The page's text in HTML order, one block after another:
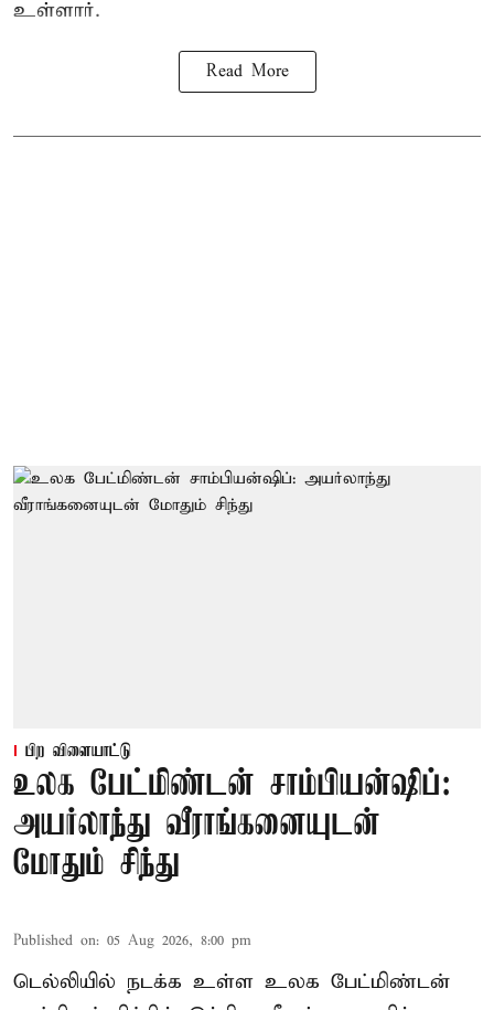
உள்ளார்.
Read More
பிற விளையாட்டு
உலக பேட்மிண்டன் சாம்பியன்ஷிப்:
அயர்லாந்து வீராங்கனையுடன்
மோதும் சிந்து
Published on: 05 Aug 2026, 8:00 pm
டெல்லியில் நடக்க உள்ள உலக பேட்மிண்டன்